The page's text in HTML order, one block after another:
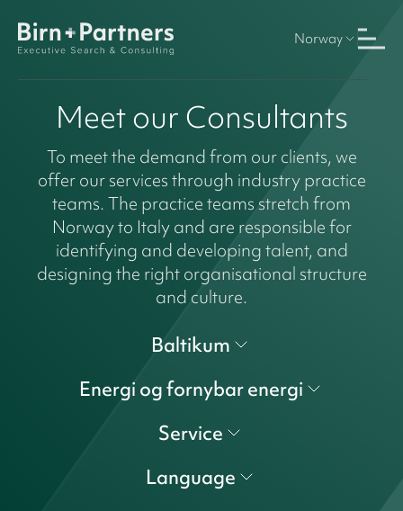
Norway
Meet our Consultants
To meet the demand from our clients, we
offer our services through industry practice
teams. The practice teams stretch from
Norway to Italy and are responsible for
identifying and developing talent, and
designing the right organisational structure
and culture.
Baltikum
Energi og fornybar energi
Service
Language